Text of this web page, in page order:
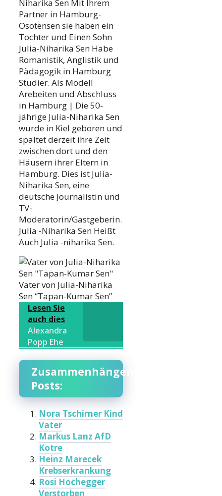
Niharika Sen Mit Ihrem
Partner in Hamburg-
Osotensen sie haben ein
Tochter und Einen Sohn
Julia-Niharika Sen Habe
Romanistik, Anglistik und
Pädagogik in Hamburg
Studier. Als Modell
Arebeiten und Abschluss
in Hamburg | Die 50-
jährige Julia-Niharika Sen
wurde in Kiel geboren und
spaltet derzeit ihre Zeit
zwischen dort und den
Häusern ihrer Eltern in
Hamburg. Dies ist Julia-
Niharika Sen, eine
deutsche Journalistin und
TV-
Moderatorin/Gastgeberin.
Julia -Niharika Sen Heißt
Auch Julia -niharika Sen.
Vater von Julia-Niharika
Sen “Tapan-Kumar Sen”
Lesen Sie
auch dies
Alexandra
Popp Ehe
Zusammenhängende
Posts:
Nora Tschirner Kind
Vater
Markus Lanz AfD
Kotre
Heinz Marecek
Krebserkrankung
Rosi Hochegger
Verstorben